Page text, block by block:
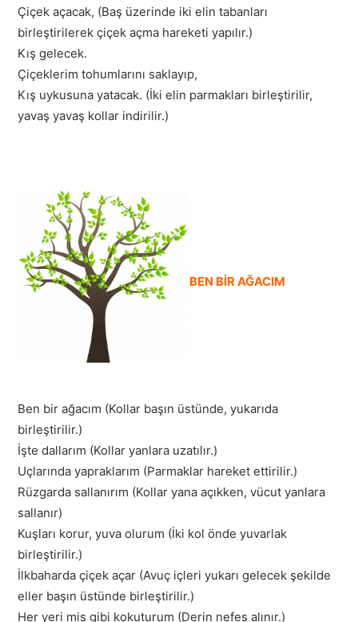
Çiçek açacak, (Baş üzerinde iki elin tabanları
birleştirilerek çiçek açma hareketi yapılır.)
Kış gelecek.
Çiçeklerim tohumlarını saklayıp,
Kış uykusuna yatacak. (İki elin parmakları birleştirilir,
yavaş yavaş kollar indirilir.)
BEN BİR AĞACIM
Ben bir ağacım (Kollar başın üstünde, yukarıda
birleştirilir.)
İşte dallarım (Kollar yanlara uzatılır.)
Uçlarında yapraklarım (Parmaklar hareket ettirilir.)
Rüzgarda sallanırım (Kollar yana açıkken, vücut yanlara
sallanır)
Kuşları korur, yuva olurum (İki kol önde yuvarlak
birleştirilir.)
İlkbaharda çiçek açar (Avuç içleri yukarı gelecek şekilde
eller başın üstünde birleştirilir.)
Her yeri mis gibi kokuturum (Derin nefes alınır.)